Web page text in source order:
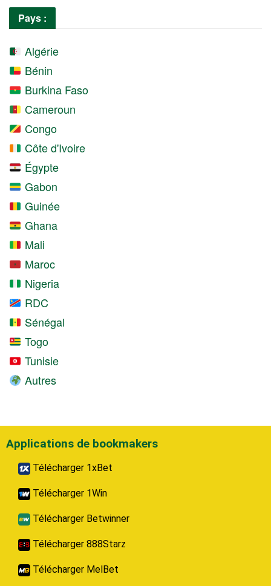
Pays :
Algérie
Bénin
Burkina Faso
Cameroun
Congo
Côte d'Ivoire
Égypte
Gabon
Guinée
Ghana
Mali
Maroc
Nigeria
RDC
Sénégal
Togo
Tunisie
Autres
Applications de bookmakers
Télécharger 1xBet
Télécharger 1Win
Télécharger Betwinner
Télécharger 888Starz
Télécharger MelBet